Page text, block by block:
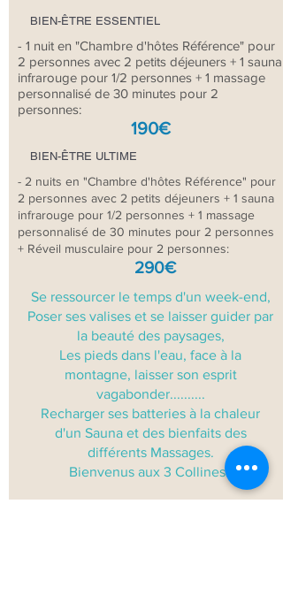
BIEN-ÊTRE ESSENTIEL
- 1 nuit en "Chambre d'hôtes Référence" pour
2 personnes avec 2 petits déjeuners + 1 sauna
infrarouge pour 1/2 personnes + 1 massage
personnalisé de 30 minutes pour 2
personnes:
190€
BIEN-ÊTRE ULTIME
- 2 nuits en "Chambre d'hôtes Référence" pour
2 personnes avec 2 petits déjeuners + 1 sauna
infrarouge pour 1/2 personnes + 1 massage
personnalisé de 30 minutes pour 2 personnes
+ Réveil musculaire pour 2 personnes:
290€
Se ressourcer le temps d'un week-end,
Poser ses valises et se laisser guider par
la beauté des paysages,
Les pieds dans l'eau, face à la
montagne, laisser son esprit
vagabonder..........
Recharger ses batteries à la chaleur
d'un Sauna et des bienfaits des
différents Massages.
Bienvenus aux 3 Collines !